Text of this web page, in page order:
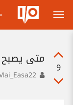
9
متى يصبح